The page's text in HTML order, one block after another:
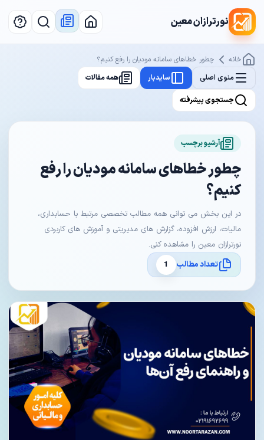
نورترازان معین
خانه
چطور خطاهای سامانه مودیان را رفع کنیم؟
منوی اصلی
سایدبار همه مقالات
جستجوی پیشرفته
آرشیو برچسب
چطور خطاهای سامانه مودیان را رفع
کنیم؟
در این بخش می توانی همه مطالب تخصصی مرتبط با حسابداری،
مالیات، ارزش افزوده، گزارش های مدیریتی و آموزش های کاربردی
نورترازان معین را مشاهده کنی.
تعداد مطالب
1